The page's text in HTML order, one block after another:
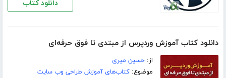
دانلود کتاب
دانلود کتاب آموزش وردپرس از مبتدی تا فوق حرفه‌ای
از:حسین میری
موضوع:کتاب‌های آموزش طراحی وب سایت